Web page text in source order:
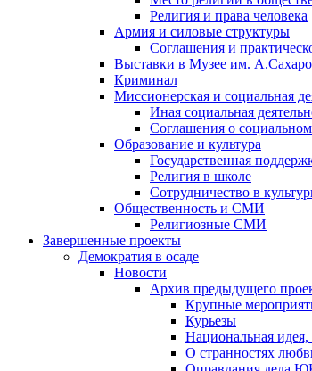
Религия и права человека
Армия и силовые структуры
Соглашения и
Выставки в Музее им.
Криминал
Миссионерская и социальная
Иная социальная
Соглашения о социальном
Образование и культура
Государственная
Религия в школе
Сотрудничество в
Общественность и СМИ
Религиозные СМИ
Завершенные проекты
Демократия в осаде
Новости
Архив предыдущего
Крупные
Курьезы
Национальная
О странностях